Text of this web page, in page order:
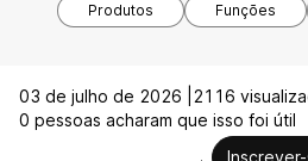
Produtos Funções
03 de julho de 2026 |
2116
0 pessoas acharam que isso foi útil